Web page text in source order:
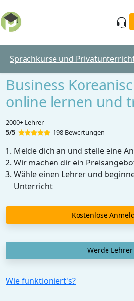
Sprachkurse und
Business
online lernen und
2000+ Lehrer
5/5
198 Bewertungen
Melde dich an und stelle eine
Wir machen dir ein
Wähle einen Lehrer und
Unterricht
Kostenlose
Werde Lehrer
Wie funktioniert's?